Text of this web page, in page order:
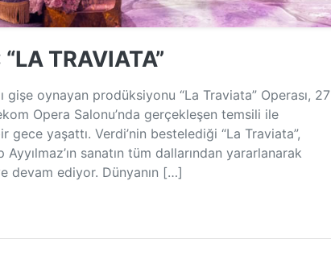
TRAVIATA”
gişe oynayan prodüksiyonu “La Traviata” Operası, 27
Opera Salonu’nda gerçekleşen temsili ile
yaşattı. Verdi’nin bestelediği “La Traviata”,
sanatın tüm dallarından yararlanarak
devam ediyor. Dünyanın […]